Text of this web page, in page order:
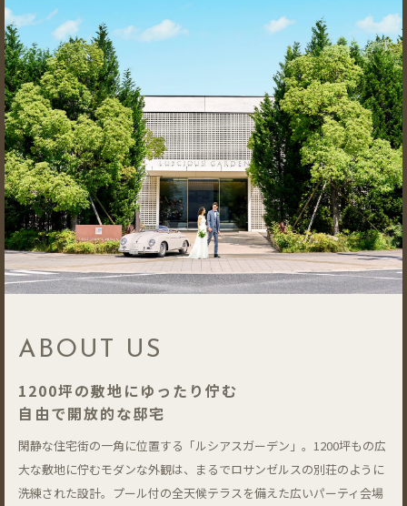
ABOUT US
1200坪の敷地にゆったり佇む
自由で開放的な邸宅
閑静な住宅街の一角に位置する「ルシアスガーデン」。1200坪もの広
大な敷地に佇むモダンな外観は、まるでロサンゼルスの別荘のように
洗練された設計。プール付の全天候テラスを備えた広いパーティ会場